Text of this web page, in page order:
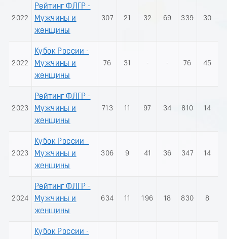
2022
Рейтинг ФЛГР -
Мужчины и
женщины
307 21 32 69 339 30
2022
Кубок России -
Мужчины и
женщины
76 31 - - 76 45
2023
Рейтинг ФЛГР -
Мужчины и
женщины
713 11 97 34 810 14
2023
Кубок России -
Мужчины и
женщины
306 9 41 36 347 14
2024
Рейтинг ФЛГР -
Мужчины и
женщины
634 11 196 18 830 8
Кубок России -